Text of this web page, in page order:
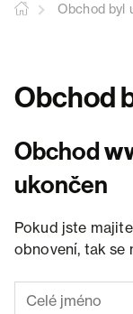
Obchod byl
Obchod
Obchod
ukončen
Pokud jste
obnovení, tak se